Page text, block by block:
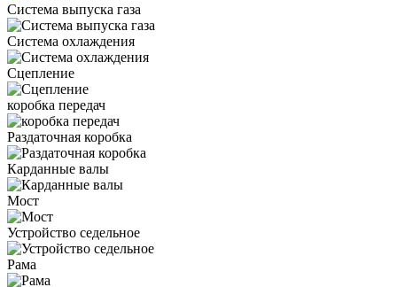
Система выпуска газа
Система охлаждения
Сцепление
коробка передач
Раздаточная коробка
Карданные валы
Мост
Устройство седельное
Рама